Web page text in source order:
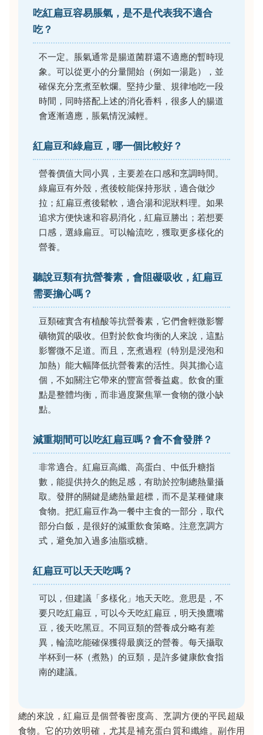
吃紅扁豆容易脹氣，是不是代表我不適合
吃？
不一定。脹氣通常是腸道菌群還不適應的暫時現
象。可以從更小的分量開始（例如一湯匙），並
確保充分烹煮至軟爛。堅持少量、規律地吃一段
時間，同時搭配上述的消化香料，很多人的腸道
會逐漸適應，脹氣情況減輕。
紅扁豆和綠扁豆，哪一個比較好？
營養價值大同小異，主要差在口感和烹調時間。
綠扁豆有外殼，煮後較能保持形狀，適合做沙
拉；紅扁豆煮後鬆軟，適合湯和泥狀料理。如果
追求方便快速和容易消化，紅扁豆勝出；若想要
口感，選綠扁豆。可以輪流吃，獲取更多樣化的
營養。
聽說豆類有抗營養素，會阻礙吸收，紅扁豆
需要擔心嗎？
豆類確實含有植酸等抗營養素，它們會輕微影響
礦物質的吸收。但對於飲食均衡的人來說，這點
影響微不足道。而且，烹煮過程（特別是浸泡和
加熱）能大幅降低抗營養素的活性。與其擔心這
個，不如關注它帶來的豐富營養益處。飲食的重
點是整體均衡，而非過度聚焦單一食物的微小缺
點。
減重期間可以吃紅扁豆嗎？會不會發胖？
非常適合。紅扁豆高纖、高蛋白、中低升糖指
數，能提供持久的飽足感，有助於控制總熱量攝
取。發胖的關鍵是總熱量超標，而不是某種健康
食物。把紅扁豆作為一餐中主食的一部分，取代
部分白飯，是很好的減重飲食策略。注意烹調方
式，避免加入過多油脂或糖。
紅扁豆可以天天吃嗎？
可以，但建議「多樣化」地天天吃。意思是，不
要只吃紅扁豆，可以今天吃紅扁豆，明天換鷹嘴
豆，後天吃黑豆。不同豆類的營養成分略有差
異，輪流吃能確保獲得最廣泛的營養。每天攝取
半杯到一杯（煮熟）的豆類，是許多健康飲食指
南的建議。
總的來說，紅扁豆是個營養密度高、烹調方便的平民超級
食物。它的功效明確，尤其是補充蛋白質和纖維。副作用